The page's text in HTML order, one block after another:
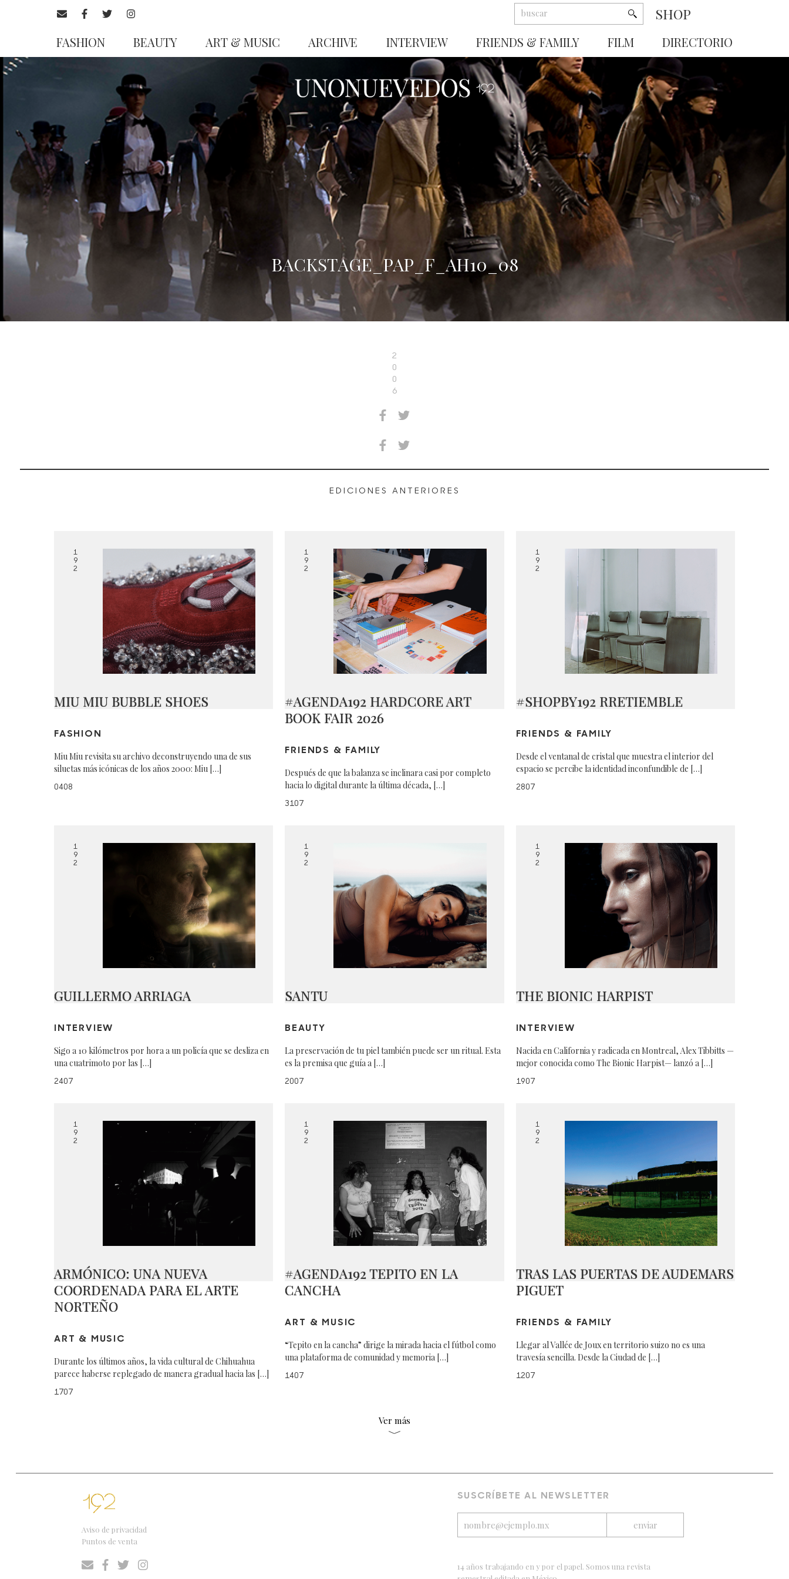
SHOP
FASHION BEAUTY ART & MUSIC ARCHIVE INTERVIEW FRIENDS & FAMILY FILM DIRECTORIO
BACKSTAGE_PAP_F_AH10_08
2
0
0
6
EDICIONES ANTERIORES
1
9
2
MIU MIU BUBBLE SHOES
FASHION
Miu Miu revisita su archivo deconstruyendo una de sus
siluetas más icónicas de los años 2000: Miu […]
0408
1
9
2
#AGENDA192 HARDCORE ART
BOOK FAIR 2026
FRIENDS & FAMILY
Después de que la balanza se inclinara casi por completo
hacia lo digital durante la última década, […]
3107
1
9
2
#SHOPBY192 RRETIEMBLE
FRIENDS & FAMILY
Desde el ventanal de cristal que muestra el interior del
espacio se percibe la identidad inconfundible de […]
2807
1
9
2
GUILLERMO ARRIAGA
INTERVIEW
Sigo a 10 kilómetros por hora a un policía que se desliza en
una cuatrimoto por las […]
2407
1
9
2
SANTU
BEAUTY
La preservación de tu piel también puede ser un ritual. Esta
es la premisa que guía a […]
2007
1
9
2
THE BIONIC HARPIST
INTERVIEW
Nacida en California y radicada en Montreal, Alex Tibbitts —
mejor conocida como The Bionic Harpist— lanzó a […]
1907
1
9
2
ARMÓNICO: UNA NUEVA
COORDENADA PARA EL ARTE
NORTEÑO
ART & MUSIC
Durante los últimos años, la vida cultural de Chihuahua
parece haberse replegado de manera gradual hacia las […]
1707
1
9
2
#AGENDA192 TEPITO EN LA
CANCHA
ART & MUSIC
“Tepito en la cancha” dirige la mirada hacia el fútbol como
una plataforma de comunidad y memoria […]
1407
1
9
2
TRAS LAS PUERTAS DE AUDEMARS
PIGUET
FRIENDS & FAMILY
Llegar al Vallée de Joux en territorio suizo no es una
travesía sencilla. Desde la Ciudad de […]
1207
Ver más
Aviso de privacidad
Puntos de venta
SUSCRÍBETE AL NEWSLETTER
14 años trabajando en y por el papel. Somos una revista